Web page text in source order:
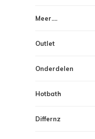
Meer....
Outlet
Onderdelen
Hotbath
Differnz